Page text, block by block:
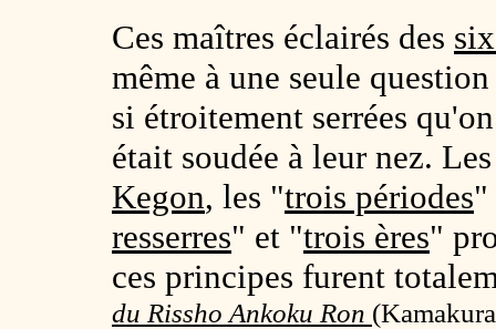
Ces maîtres éclairés des
même à une seule
si étroitement serrées
était soudée à leur nez.
Kegon, les "trois périodes"
resserres" et "trois ères"
ces principes furent
du Rissho Ankoku Ron (